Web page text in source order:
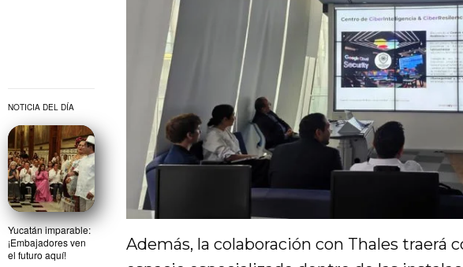
NOTICIA DEL DÍA
Yucatán imparable:
¡Embajadores ven
el futuro aquí!
Además, la colaboración con Thales traerá